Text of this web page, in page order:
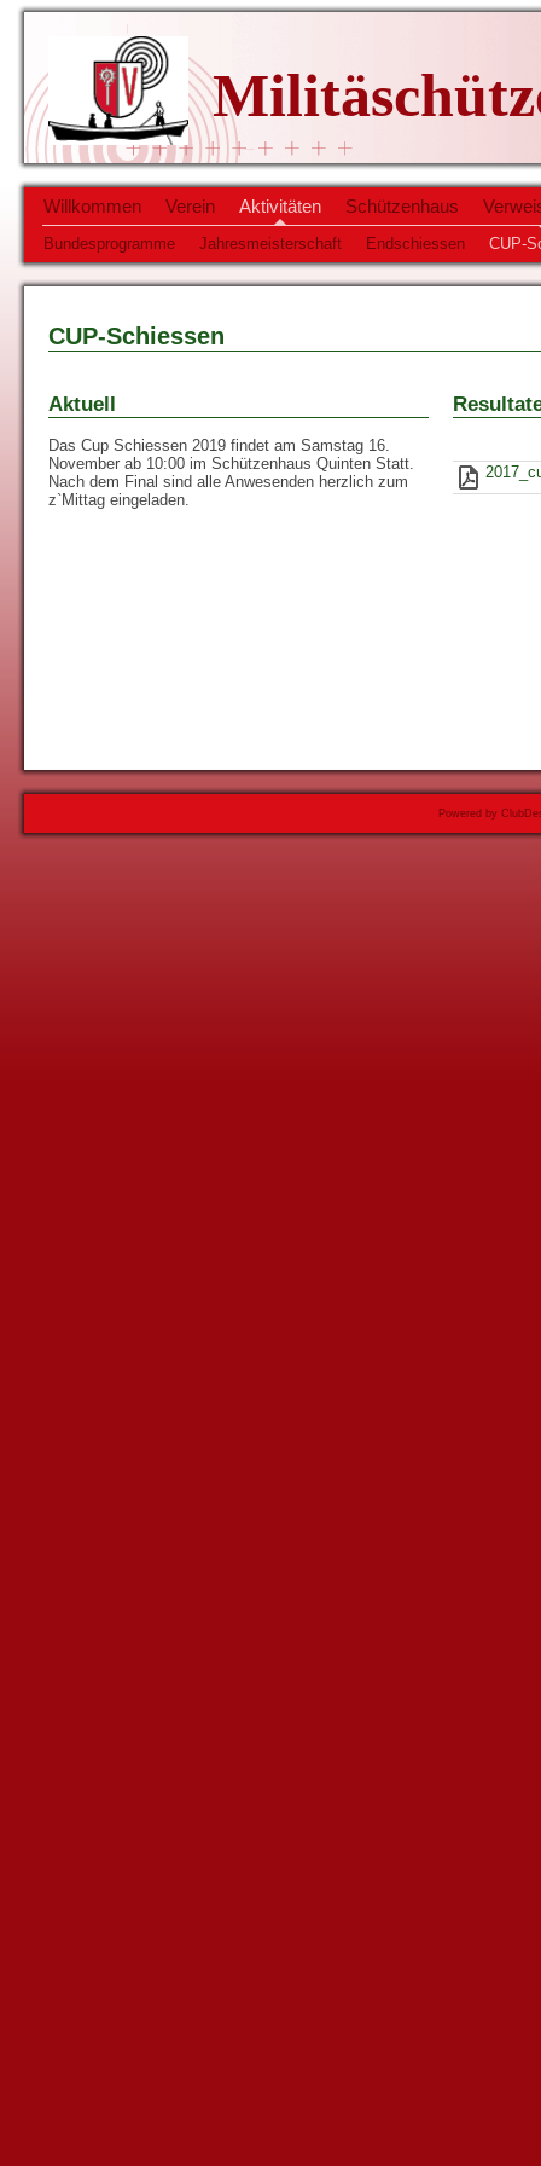
Willkommen Verein Aktivitäten Schützenhaus
Bundesprogramme Jahresmeisterschaft Endschiessen CUP-
CUP-Schiessen
Aktuell
Das Cup Schiessen 2019 findet am Samstag 16.
November ab 10:00 im Schützenhaus Quinten Statt.
Nach dem Final sind alle Anwesenden herzlich zum
z`Mittag eingeladen.
Powered by